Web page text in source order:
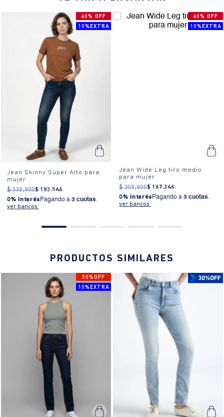
informales, este jean es versátil y se adapta a diferentes ocasiones.
40% OFF
10%EXTRA
Jean Skinny Super Alto para
mujer
$ 339.900$ 183 .546
0% Interés Pagando a 3 cuotas.
ver bancos.
40% OFF
10%EXTRA
Jean Wide Leg tiro medio
para mujer
$ 309.900$ 167.346
0% Interés Pagando a 3 cuotas.
ver bancos.
PRODUCTOS SIMILARES
50%OFF
10%EXTRA